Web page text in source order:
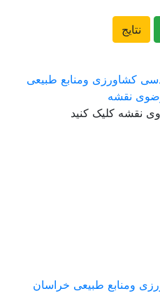
نقشه کلیک کنید